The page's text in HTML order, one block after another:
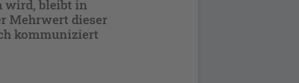
wird, bleibt in
Mehrwert dieser
kommuniziert